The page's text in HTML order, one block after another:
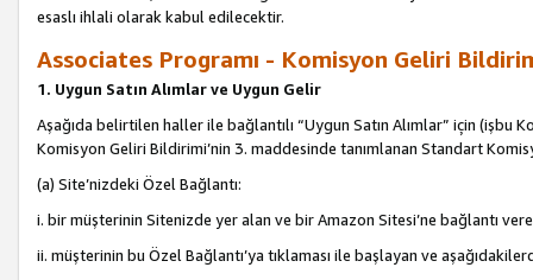
esaslı ihlali olarak kabul edilecektir.
Associates Programı - Komisyon Geliri
1. Uygun Satın Alımlar ve Uygun Gelir
Aşağıda belirtilen haller ile bağlantılı “Uygun Satın Alımlar” için
Komisyon Geliri Bildirimi’nin 3. maddesinde tanımlanan Standart
(a) Site’nizdeki Özel Bağlantı:
i. bir müşterinin Sitenizde yer alan ve bir Amazon Sitesi’ne bağlantı
ii. müşterinin bu Özel Bağlantı’ya tıklaması ile başlayan ve